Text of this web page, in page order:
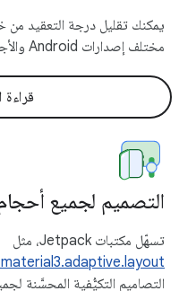
يمكنك تقليل درجة التعقيد من
مختلف إصدارات Android والأجهزة.
قراءة
التصميم لجميع
تسهّل مكتبات Jetpack، مثل
التصاميم التكيُّفية المحسَّنة